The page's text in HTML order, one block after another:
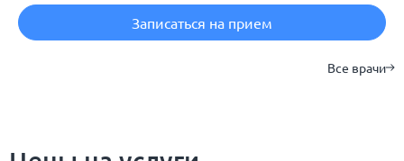
Записаться на прием
Все врачи